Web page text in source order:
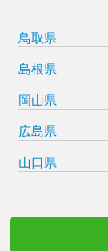
鳥取県
島根県
岡山県
広島県
山口県